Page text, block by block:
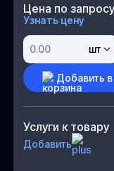
Цена по запросу
Узнать цену
шт
Добавить в
Услуги к товару
Добавить